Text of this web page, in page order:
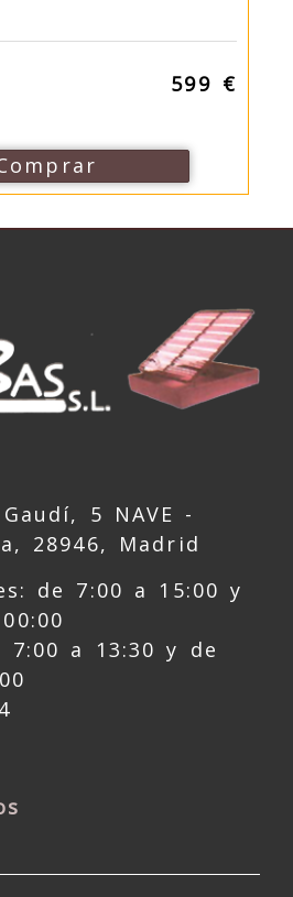
599 €
5 NAVE -
28946, Madrid
de 7:00 a 15:00 y
7:00 a 13:30 y de